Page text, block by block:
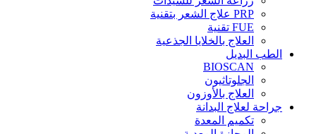
PRP علاج الشعر بتقنية
FUE تقنية
العلاج بالخلايا الجذعية
الطب البديل
BIOSCAN
الجلوتاثيون
العلاج بالأوزون
جراحة لعلاج البدانة
تكميم المعدة